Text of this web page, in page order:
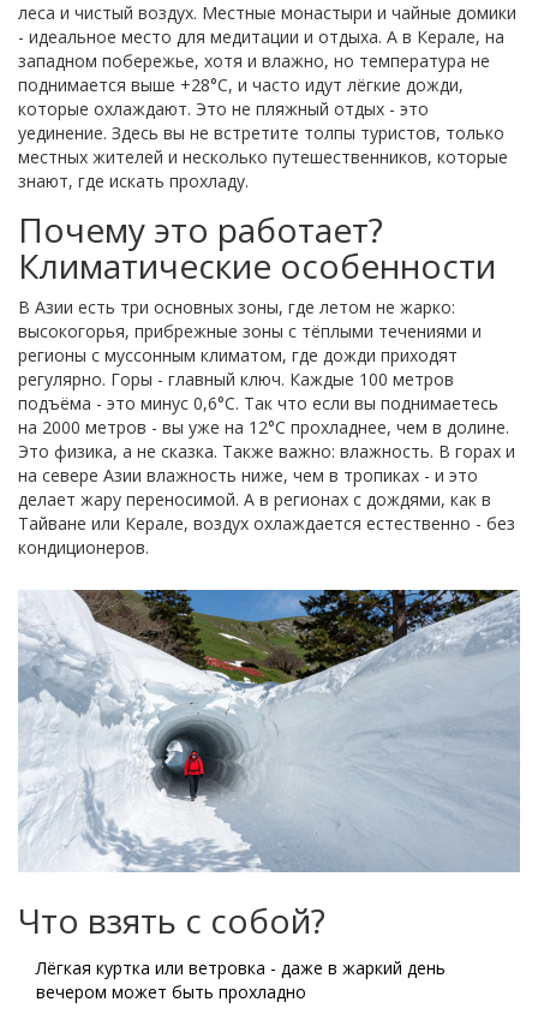
леса и чистый воздух. Местные монастыри и чайные домики
- идеальное место для медитации и отдыха. А в Керале, на
западном побережье, хотя и влажно, но температура не
поднимается выше +28°C, и часто идут лёгкие дожди,
которые охлаждают. Это не пляжный отдых - это
уединение. Здесь вы не встретите толпы туристов, только
местных жителей и несколько путешественников, которые
знают, где искать прохладу.
Почему это работает?
Климатические особенности
В Азии есть три основных зоны, где летом не жарко:
высокогорья, прибрежные зоны с тёплыми течениями и
регионы с муссонным климатом, где дожди приходят
регулярно. Горы - главный ключ. Каждые 100 метров
подъёма - это минус 0,6°C. Так что если вы поднимаетесь
на 2000 метров - вы уже на 12°C прохладнее, чем в долине.
Это физика, а не сказка. Также важно: влажность. В горах и
на севере Азии влажность ниже, чем в тропиках - и это
делает жару переносимой. А в регионах с дождями, как в
Тайване или Керале, воздух охлаждается естественно - без
кондиционеров.
Что взять с собой?
Лёгкая куртка или ветровка - даже в жаркий день
вечером может быть прохладно